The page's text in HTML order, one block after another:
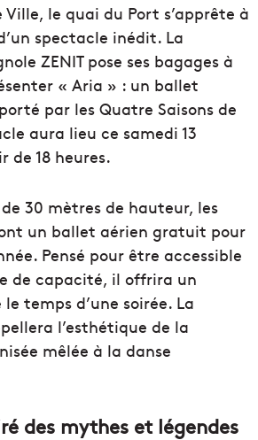
Ville, le quai du Port s’apprête à
spectacle inédit. La
ZENIT pose ses bagages à
« Aria » : un ballet
par les Quatre Saisons de
aura lieu ce samedi 13
de 18 heures.
30 mètres de hauteur, les
un ballet aérien gratuit pour
Pensé pour être accessible
de capacité, il offrira un
temps d’une soirée. La
l’esthétique de la
mêlée à la danse
des mythes et légendes